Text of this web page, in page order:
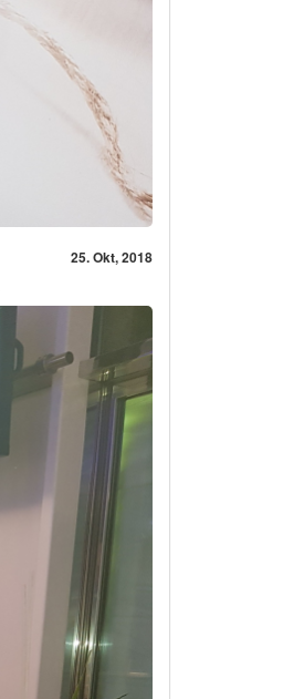
25. Okt, 2018